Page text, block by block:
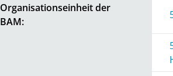
Organisationseinheit der
BAM: